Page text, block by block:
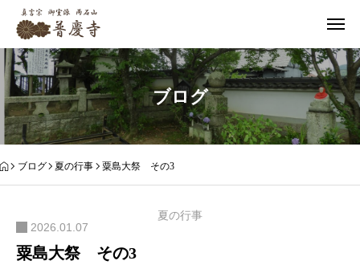
ブログ
ブログ 夏の行事 粟島大祭 その3
夏の行事
2026.01.07
粟島大祭 その3